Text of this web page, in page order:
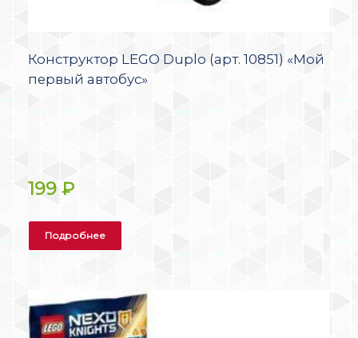
Конструктор LEGO Duplo (арт. 10851) «Мой
первый автобус»
199 ₽
Подробнее